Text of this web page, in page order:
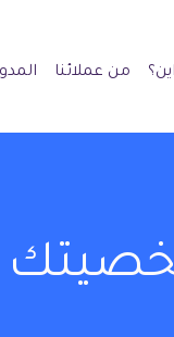
من عملائنا